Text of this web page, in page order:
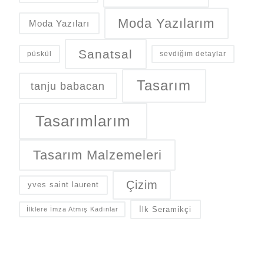
Moda Yazıları Moda Yazılarım
püskül Sanatsal sevdiğim detaylar
tanju babacan Tasarım
Tasarımlarım
Tasarım Malzemeleri
yves saint laurent Çizim
İlklere İmza Atmış Kadınlar İlk Seramikçi